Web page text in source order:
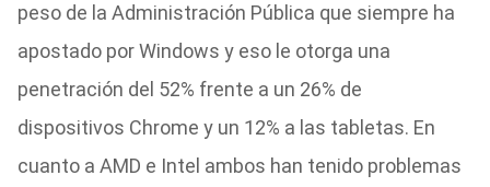
peso de la Administración Pública que siempre ha
apostado por Windows y eso le otorga una
penetración del 52% frente a un 26% de
dispositivos Chrome y un 12% a las tabletas. En
cuanto a AMD e Intel ambos han tenido problemas